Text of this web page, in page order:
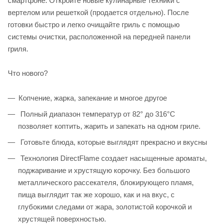
вертелом или решеткой (продается отдельно). После
готовки быстро и легко очищайте гриль с помощью
системы очистки, расположенной на передней панели
гриля.
Что нового?
Копчение, жарка, запекание и многое другое
Полный диапазон температур от 82° до 316°C
позволяет коптить, жарить и запекать на одном гриле.
Готовьте блюда, которые выглядят прекрасно и вкусны
Технология DirectFlame создает насыщенные ароматы,
поджаривание и хрустящую корочку. Без большого
металлического рассекателя, блокирующего пламя,
пища выглядит так же хорошо, как и на вкус, с
глубокими следами от жара, золотистой корочкой и
хрустящей поверхностью.